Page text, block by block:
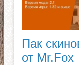
Пак
от Mr.Fox